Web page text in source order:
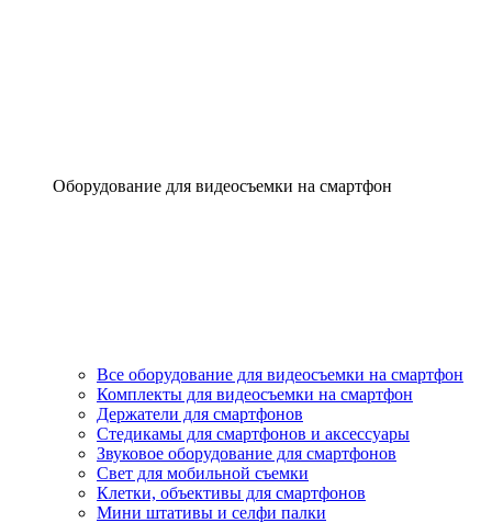
Оборудование для видеосъемки на смартфон
Все оборудование для видеосъемки на смартфон
Комплекты для видеосъемки на смартфон
Держатели для смартфонов
Стедикамы для смартфонов и аксессуары
Звуковое оборудование для смартфонов
Свет для мобильной съемки
Клетки, объективы для смартфонов
Мини штативы и селфи палки